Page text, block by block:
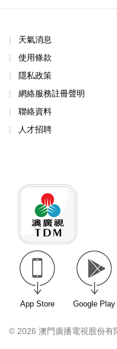
天氣消息
使用條款
隱私政策
網絡服務註冊聲明
聯絡資料
人才招聘
App Store Google Play
© 2026 澳門廣播電視股份有